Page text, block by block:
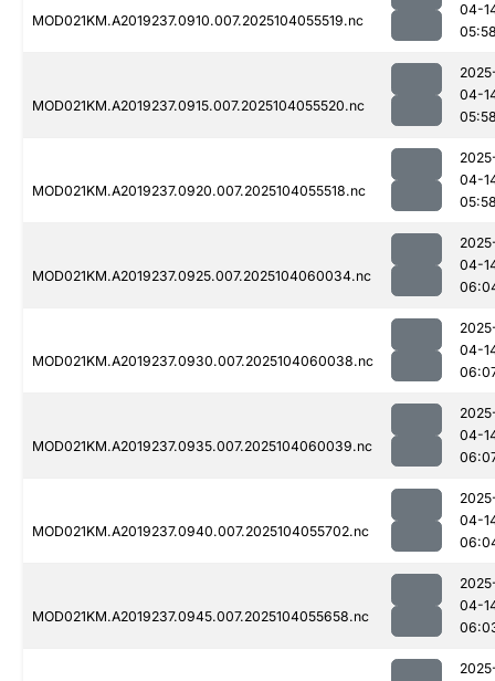
MOD021KM.A2019237.0910.007.2025104055519.nc
04-
MOD021KM.A2019237.0915.007.2025104055520.nc
04-
MOD021KM.A2019237.0920.007.2025104055518.nc
04-
MOD021KM.A2019237.0925.007.2025104060034.nc
04-
MOD021KM.A2019237.0930.007.2025104060038.nc
04-
MOD021KM.A2019237.0935.007.2025104060039.nc
04-
MOD021KM.A2019237.0940.007.2025104055702.nc
04-
MOD021KM.A2019237.0945.007.2025104055658.nc
04-